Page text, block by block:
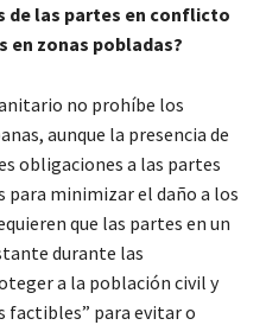
de las partes en conflicto
en zonas pobladas?
no prohíbe los
aunque la presencia de
obligaciones a las partes
minimizar el daño a los
que las partes en un
durante las
a la población civil y
factibles” para evitar o